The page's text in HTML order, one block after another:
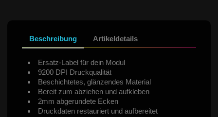
Beschreibung Artikeldetails
Ersatz-Label für dein Modul
9200 DPI Druckqualität
Beschichtetes, glänzendes Material
Bereit zum abziehen und aufkleben
2mm abgerundete Ecken
Druckdaten restauriert und aufbereitet